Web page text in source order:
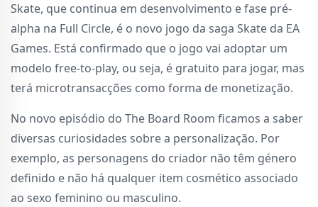
Skate, que continua em desenvolvimento e fase pré-
alpha na Full Circle, é o novo jogo da saga Skate da EA
Games. Está confirmado que o jogo vai adoptar um
modelo free-to-play, ou seja, é gratuito para jogar, mas
terá microtransacções como forma de monetização.
No novo episódio do The Board Room ficamos a saber
diversas curiosidades sobre a personalização. Por
exemplo, as personagens do criador não têm género
definido e não há qualquer item cosmético associado
ao sexo feminino ou masculino.